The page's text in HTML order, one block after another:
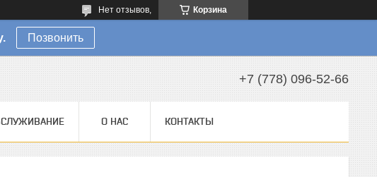
Корзина
Нет отзывов,
Позвонить
+7 (778) 096-52-66
О НАС КОНТАКТЫ